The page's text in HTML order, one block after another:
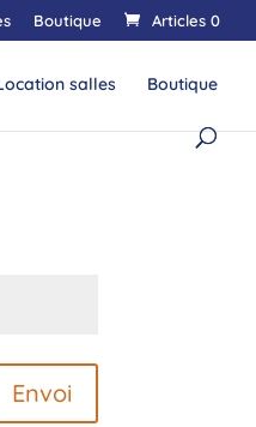
Boutique Articles 0
salles Boutique
Envoi